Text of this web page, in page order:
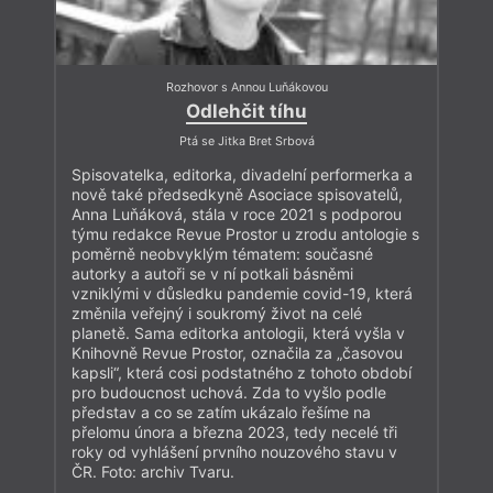
Rozhovor s Annou Luňákovou
Odlehčit tíhu
Ptá se Jitka Bret Srbová
Spisovatelka, editorka, divadelní performerka a
nově také předsedkyně Asociace spisovatelů,
Anna Luňáková, stála v roce 2021 s podporou
týmu redakce Revue Prostor u zrodu antologie s
poměrně neobvyklým tématem: současné
autorky a autoři se v ní potkali básněmi
vzniklými v důsledku pandemie covid-19, která
změnila veřejný i soukromý život na celé
planetě. Sama editorka antologii, která vyšla v
Knihovně Revue Prostor, označila za „časovou
kapsli“, která cosi podstatného z tohoto období
pro budoucnost uchová. Zda to vyšlo podle
představ a co se zatím ukázalo řešíme na
přelomu února a března 2023, tedy necelé tři
roky od vyhlášení prvního nouzového stavu v
ČR. Foto: archiv Tvaru.